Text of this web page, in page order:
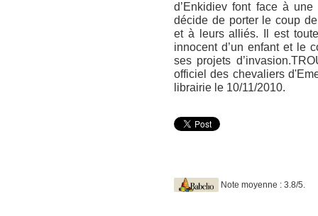
d’Enkidiev font face à une
décide de porter le coup
et à leurs alliés. Il est
innocent d’un enfant et le
ses projets
officiel des chevaliers
librairie le 10/11/2010.
Note moyenne : 3.8/5.